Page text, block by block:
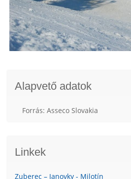
Alapvető adatok
Forrás: Asseco Slovakia
Linkek
Zuberec – Janovky - Milotín